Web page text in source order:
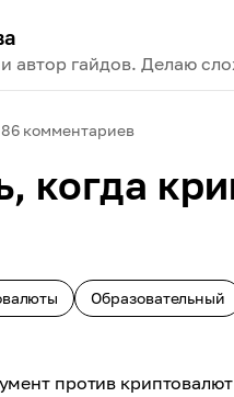
автор гайдов. Делаю
86 комментариев
когда
Образовательный
против